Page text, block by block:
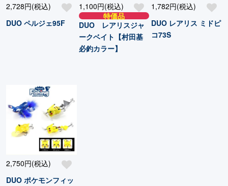
2,728円(税込)
DUO ペルジェ95F
1,100円(税込)
特価品
DUO レアリスジャ
ークベイト【村田基
必釣カラー】
1,782円(税込)
DUO レアリス ミドピ
コ73S
2,750円(税込)
DUO ポケモンフィッ